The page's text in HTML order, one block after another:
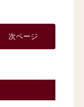
次ページ